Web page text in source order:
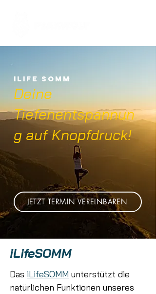
ILife Somm
Deine
Tiefenentspannun
g auf Knopfdruck!
JETZT TERMIN VEREINBAREN
iLifeSOMM
Das iLifeSOMM unterstützt die
natürlichen Funktionen unseres